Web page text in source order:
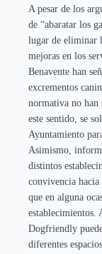
A pesar de los
de “abaratar los
lugar de eliminar
mejoras en los
Benavente han
excrementos
normativa no han
este sentido, se
Ayuntamiento
Asimismo,
distintos
convivencia hacia
que en alguna
establecimientos.
Dogfriendly
diferentes